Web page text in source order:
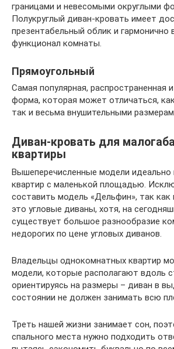
границами и невесомыми округлыми
Полукруглый диван-кровать имеет
презентабельный облик и гармонично
функционал комнаты.
Прямоугольный
Самая популярная, распространенная
форма, которая может отличаться,
так и весьма внушительными
Диван-кровать для
квартиры
Вышеперечисленные модели идеально
квартир с маленькой площадью.
составить модель «Дельфин», так
это угловые диваны, хотя, на
существует большое разнообразие
недорогих по цене угловых диванов.
Владельцы однокомнатных квартир
модели, которые располагают вдоль
ориентируясь на размеры – диван в
состоянии не должен занимать всю
Треть нашей жизни занимает сон,
спального места нужно подходить